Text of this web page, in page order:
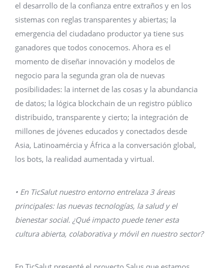
el desarrollo de la confianza entre extraños y en los
sistemas con reglas transparentes y abiertas; la
emergencia del ciudadano productor ya tiene sus
ganadores que todos conocemos. Ahora es el
momento de diseñar innovación y modelos de
negocio para la segunda gran ola de nuevas
posibilidades: la internet de las cosas y la abundancia
de datos; la lógica blockchain de un registro público
distribuido, transparente y cierto; la integración de
millones de jóvenes educados y conectados desde
Asia, Latinoamércia y África a la conversación global,
los bots, la realidad aumentada y virtual.
• En TicSalut nuestro entorno entrelaza 3 áreas
principales: las nuevas tecnologías, la salud y el
bienestar social. ¿Qué impacto puede tener esta
cultura abierta, colaborativa y móvil en nuestro sector?